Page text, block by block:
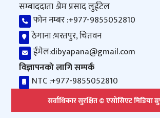
सम्बाददाता :प्रेम प्रसाद लुईटेल
फोन नम्बर :+977-9855052810
ठेगाना :भरतपुर, चितवन
ईमेल:dibyapana@gmail.com
विज्ञापनको लागि सम्पर्क
NTC :+977-9855052810
सर्वाधिकार सुरक्षित © एसोसिएट मिडिया